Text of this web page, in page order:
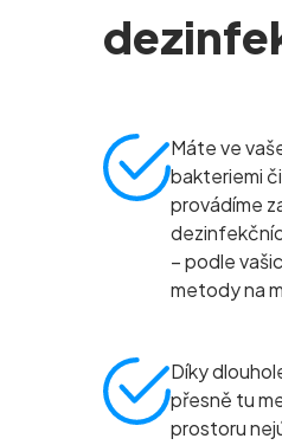
Máte ve
bakteriemi
provádíme
– podle
metody na
Díky
přesně tu
prostoru